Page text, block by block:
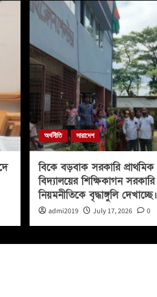
অর্থনীতি সারাদেশ
বিকে বড়বাক সরকারি প্রাথমিক
বিদ্যালয়ের শিক্ষিকাগন সরকারি
নিয়মনীতিকে বৃদ্ধাঙ্গুলি দেখাচ্ছে।
admi2019 July 17, 2026 0